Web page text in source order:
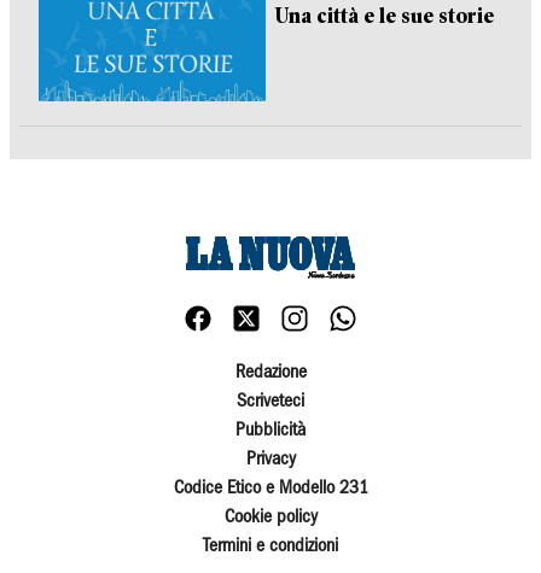
Una città e le sue storie
Redazione
Scriveteci
Pubblicità
Privacy
Codice Etico e Modello 231
Cookie policy
Termini e condizioni